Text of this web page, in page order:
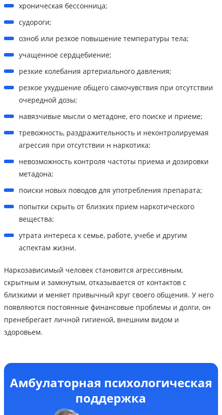
хроническая бессонница;
судороги;
озноб или резкое повышение температуры тела;
учащенное сердцебиение;
резкие колебания артериального давления;
резкое ухудшение общего самочувствия при отсутствии
очередной дозы;
навязчивые мысли о метадоне, его поиске и приеме;
тревожность, раздражительность и неконтролируемая
агрессия при отсутствии н наркотика;
невозможность контроля частоты приема и дозировки
метадона;
поиски новых поводов для употребления препарата;
попытки скрыть от близких прием наркотического
вещества;
утрата интереса к семье, работе, учебе и другим
аспектам жизни.
Наркозависимый человек становится агрессивным,
скрытным и замкнутым, отказывается от контактов с
близкими и меняет привычный круг своего общения. У него
появляются постоянные финансовые проблемы и долги, он
пренебрегает личной гигиеной, внешним видом и
здоровьем.
Амбулаторная психологическая
поддержка